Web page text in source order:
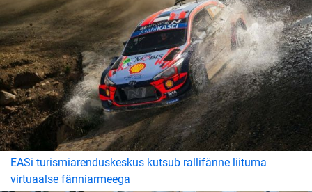
EASi turismiarenduskeskus kutsub rallifänne liituma
virtuaalse fänniarmeega